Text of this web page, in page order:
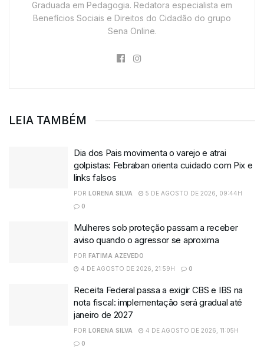
Graduada em Pedagogia. Redatora especialista em
Benefícios Sociais e Direitos do Cidadão do grupo
Sena Online.
LEIA TAMBÉM
Dia dos Pais movimenta o varejo e atrai
golpistas: Febraban orienta cuidado com Pix e
links falsos
POR LORENA SILVA
5 DE AGOSTO DE 2026, 09:44H
0
Mulheres sob proteção passam a receber
aviso quando o agressor se aproxima
POR FATIMA AZEVEDO
4 DE AGOSTO DE 2026, 21:59H
0
Receita Federal passa a exigir CBS e IBS na
nota fiscal: implementação será gradual até
janeiro de 2027
POR LORENA SILVA
4 DE AGOSTO DE 2026, 11:05H
0